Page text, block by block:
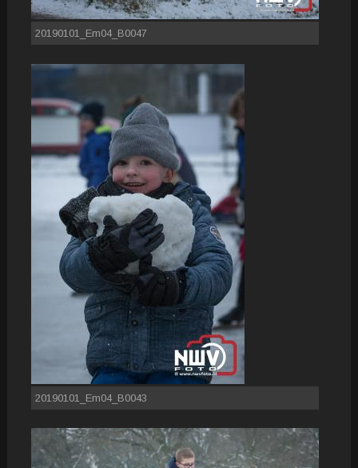
20190101_Em04_B0047
20190101_Em04_B0043